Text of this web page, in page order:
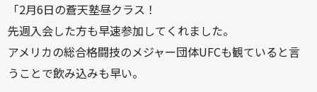
「2月6日の蒼天塾昼クラス！
先週入会した方も早速参加してくれました。
アメリカの総合格闘技のメジャー団体UFCも観ていると言
うことで飲み込みも早い。